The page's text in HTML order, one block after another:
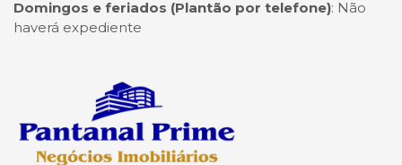
Domingos e feriados (Plantão por telefone): Não
haverá expediente
Página inicial